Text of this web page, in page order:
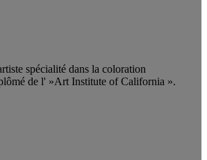
spécialité dans la coloration
de l' »Art Institute of California ».